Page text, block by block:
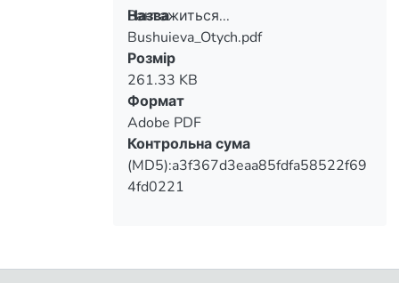
Вантажиться...
Вантажиться...
Назва
Bushuieva_Otych.pdf
Розмір
261.33 KB
Формат
Adobe PDF
Контрольна сума
(MD5):a3f367d3eaa85fdfa58522f69
4fd0221